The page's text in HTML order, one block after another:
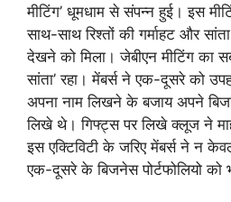
मीटिंग’ धूमधाम से संपन्न हुई। इस
साथ-साथ रिश्तों की गर्माहट और
देखने को मिला। जेबीएन मीटिंग का
सांता’ रहा। मेंबर्स ने एक-दूसरे को
अपना नाम लिखने के बजाय अपने
लिखे थे। गिफ्ट्स पर लिखे क्लूज ने
इस एक्टिविटी के जरिए मेंबर्स ने न
एक-दूसरे के बिजनेस पोर्टफोलियो को